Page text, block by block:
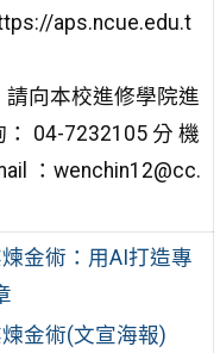
aps.ncue.edu.t
向本校進修學院進
04-7232105 分 機
：wenchin12@cc.
金術：用AI打造專
金術(文宣海報)